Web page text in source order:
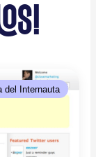
del Internauta